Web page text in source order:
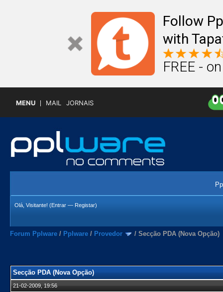
Follow
with
FREE -
MENU MAIL JORNAIS
Olá, Visitante! (Entrar — Registar)
Forum Pplware / Pplware / Provedor / Secção PDA (Nova Opção)
Secção PDA (Nova Opção)
21-02-2009, 19:56